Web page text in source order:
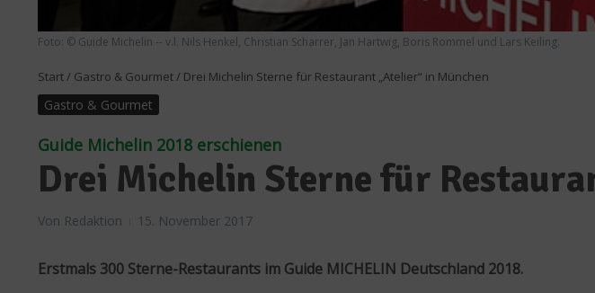
Foto: © Guide Michelin -- v.l. Nils Henkel, Christian Scharrer, Jan Hartwig, Boris Rommel und Lars Keiling.
Start/ Gastro & Gourmet/ Drei Michelin Sterne für Restaurant „Atelier“ in München
Gastro & Gourmet
Guide Michelin 2018 erschienen
Drei Michelin Sterne für
Von Redaktion 15. November 2017
Erstmals 300 Sterne-Restaurants im Guide MICHELIN Deutschland 2018.